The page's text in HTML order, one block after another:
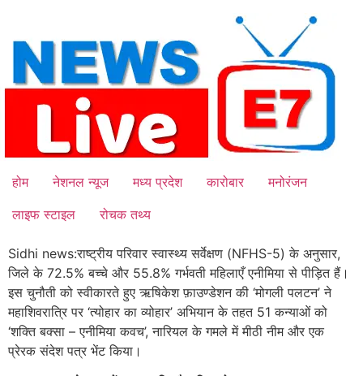
content
होम नेशनल न्यूज मध्य प्रदेश कारोबार
मनोरंजन
लाइफ स्टाइल
रोचक तथ्य
Sidhi news:राष्ट्रीय परिवार स्वास्थ्य सर्वेक्षण (NFHS-5) के अनुसार,
जिले के 72.5% बच्चे और 55.8% गर्भवती महिलाएँ एनीमिया से पीड़ित हैं।
इस चुनौती को स्वीकारते हुए ऋषिकेश फ़ाउण्डेशन की ‘मोगली पलटन’ ने
महाशिवरात्रि पर ‘त्योहार का व्योहार’ अभियान के तहत 51 कन्याओं को
‘शक्ति बक्सा – एनीमिया कवच’, नारियल के गमले में मीठी नीम और एक
प्रेरक संदेश पत्र भेंट किया।